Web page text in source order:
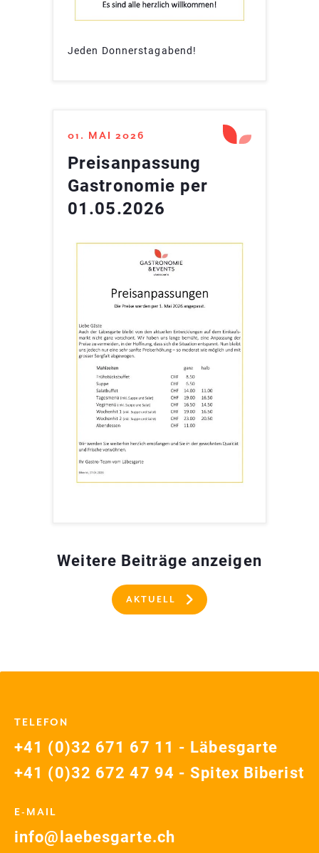
Jeden Donnerstagabend!
01. MAI 2026
Preisanpassung
Gastronomie per
01.05.2026
Weitere Beiträge anzeigen
AKTUELL
TELEFON
+41 (0)32 671 67 11 - Läbesgarte
+41 (0)32 672 47 94 - Spitex Biberist
E-MAIL
info@laebesgarte.ch